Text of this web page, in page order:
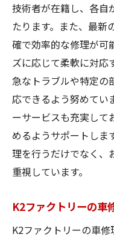
技術者が在籍し、各自
たります。また、最新
確で効率的な修理が可
ズに応じて柔軟に対応
急なトラブルや特定の
応できるよう努めてい
ーサービスも充実して
めるようサポートしま
理を行うだけでなく、
重視しています。
K2ファクトリーの車
K2ファクトリーの車